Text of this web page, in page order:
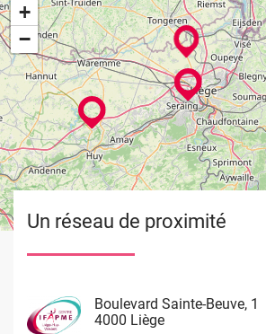
+
−
Un réseau de proximité
Image
Boulevard Sainte-Beuve, 1
4000 Liège
Image
Rue de Limbourg, 37
4800 Verviers
Image
Rue du Château Massart, 70
4000 Liège
Image
Waremme 101
4530 Villers Le Bouillet